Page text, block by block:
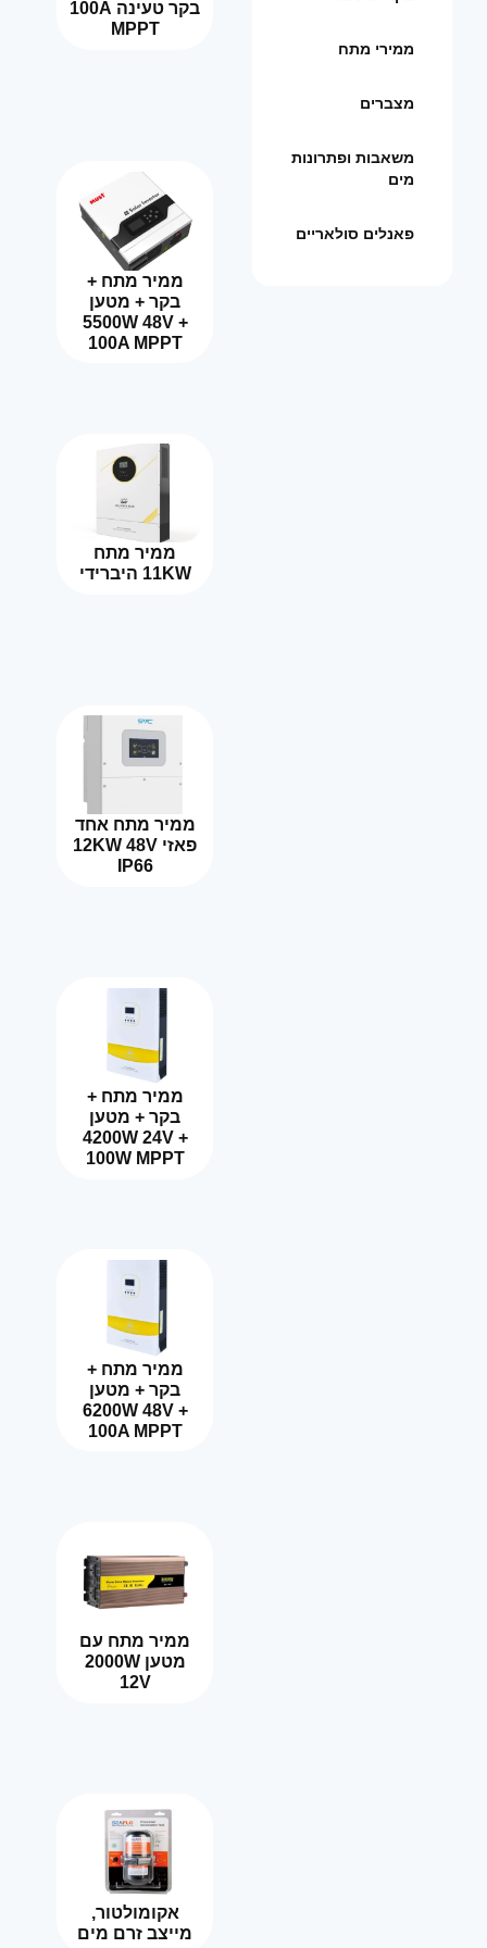
ממירי מתח
מצברים
משאבות ופתרונות
מים
פאנלים סולאריים
בקר טעינה 100A
MPPT
ממיר מתח +
בקר + מטען
5500W 48V +
100A MPPT
ממיר מתח
11KW היברידי
ממיר מתח אחד
פאזי 12KW 48V
IP66
ממיר מתח +
בקר + מטען
4200W 24V +
100W MPPT
ממיר מתח +
בקר + מטען
6200W 48V +
100A MPPT
ממיר מתח עם
מטען 2000W
12V
אקומולטור,
מייצב זרם מים